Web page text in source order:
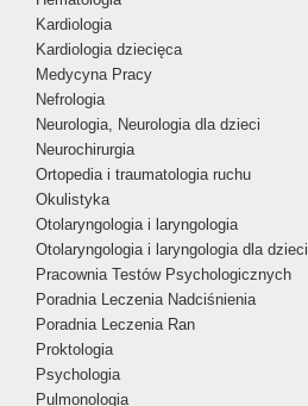
Kardiologia
Kardiologia dziecięca
Medycyna Pracy
Nefrologia
Neurologia, Neurologia dla dzieci
Neurochirurgia
Ortopedia i traumatologia ruchu
Okulistyka
Otolaryngologia i laryngologia
Otolaryngologia i laryngologia dla dzieci
Pracownia Testów Psychologicznych
Poradnia Leczenia Nadciśnienia
Poradnia Leczenia Ran
Proktologia
Psychologia
Pulmonologia